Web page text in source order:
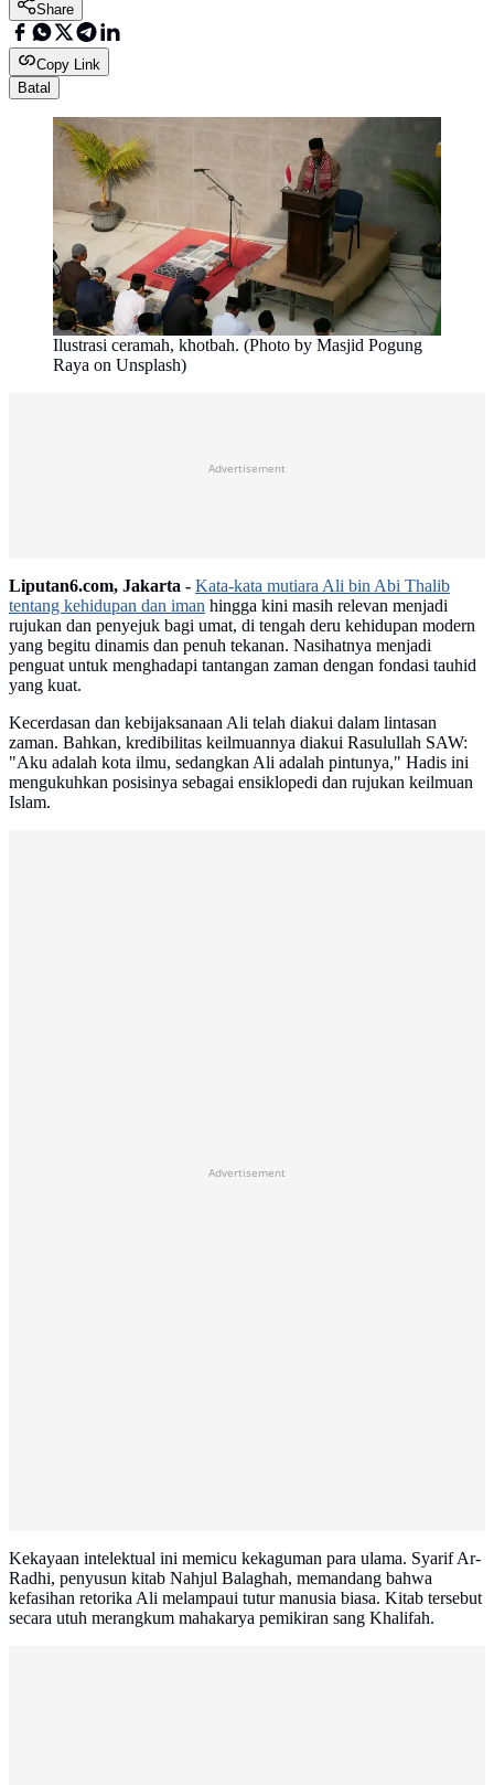
Share
Copy Link
Batal
Ilustrasi ceramah, khotbah. (Photo by Masjid Pogung
Raya on Unsplash)
Advertisement
Liputan6.com, Jakarta - Kata-kata mutiara Ali bin Abi Thalib
tentang kehidupan dan iman hingga kini masih relevan menjadi
rujukan dan penyejuk bagi umat, di tengah deru kehidupan modern
yang begitu dinamis dan penuh tekanan. Nasihatnya menjadi
penguat untuk menghadapi tantangan zaman dengan fondasi tauhid
yang kuat.
Kecerdasan dan kebijaksanaan Ali telah diakui dalam lintasan
zaman. Bahkan, kredibilitas keilmuannya diakui Rasulullah SAW:
"Aku adalah kota ilmu, sedangkan Ali adalah pintunya," Hadis ini
mengukuhkan posisinya sebagai ensiklopedi dan rujukan keilmuan
Islam.
Advertisement
Kekayaan intelektual ini memicu kekaguman para ulama. Syarif Ar-
Radhi, penyusun kitab Nahjul Balaghah, memandang bahwa
kefasihan retorika Ali melampaui tutur manusia biasa. Kitab tersebut
secara utuh merangkum mahakarya pemikiran sang Khalifah.